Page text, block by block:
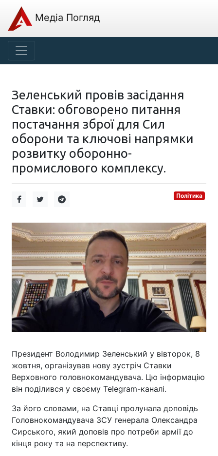
Медіа Погляд
Зеленський провів засідання
Ставки: обговорено питання
постачання зброї для Сил
оборони та ключові напрямки
розвитку оборонно-
промислового комплексу.
Політика
Президент Володимир Зеленський у вівторок, 8
жовтня, організував нову зустріч Ставки
Верховного головнокомандувача. Цю інформацію
він поділився у своєму Telegram-каналі.
За його словами, на Ставці пролунала доповідь
Головнокомандувача ЗСУ генерала Олександра
Сирського, який доповів про потреби армії до
кінця року та на перспективу.